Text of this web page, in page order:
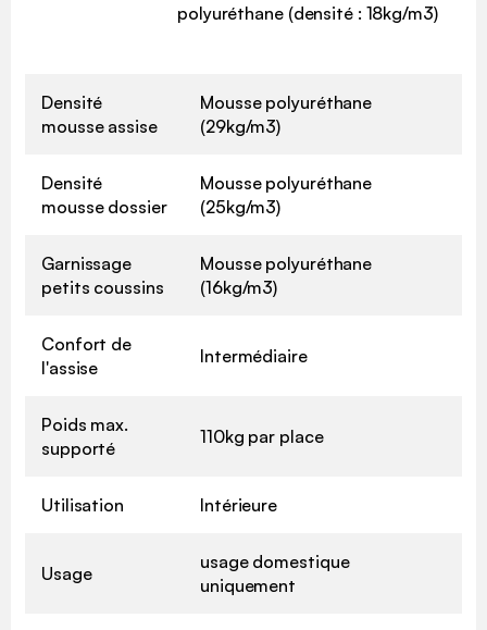
polyuréthane (densité : 18kg/m3)
Densité
mousse assise
Mousse polyuréthane
(29kg/m3)
Densité
mousse dossier
Mousse polyuréthane
(25kg/m3)
Garnissage
petits coussins
Mousse polyuréthane
(16kg/m3)
Confort de
l'assise
Intermédiaire
Poids max.
supporté
110kg par place
Utilisation Intérieure
Usage
usage domestique
uniquement